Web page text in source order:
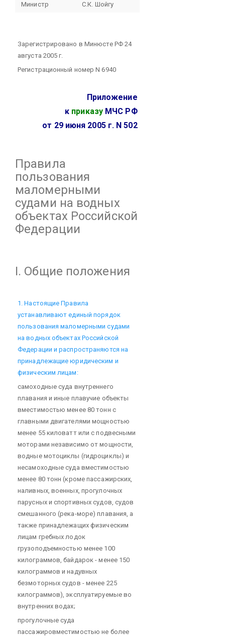
Министр С.К. Шойгу
Зарегистрировано в Минюсте РФ 24
августа 2005 г.
Регистрационный номер N 6940
Приложение
к приказуМЧС РФ
от 29 июня 2005 г. N 502
Правила
пользования
маломерными
судами на водных
объектах Российской
Федерации
I. Общие положения
1. Настоящие Правила
устанавливают единый порядок
пользования маломерными судами
на водных объектах Российской
Федерации и распространяются на
принадлежащие юридическим и
физическим лицам:
самоходные суда внутреннего
плавания и иные плавучие объекты
вместимостью менее 80 тонн с
главными двигателями мощностью
менее 55 киловатт или с подвесными
моторами независимо от мощности,
водные мотоциклы (гидроциклы) и
несамоходные суда вместимостью
менее 80 тонн (кроме пассажирских,
наливных, военных, прогулочных
парусных и спортивных судов, судов
смешанного (река-море) плавания, а
также принадлежащих физическим
лицам гребных лодок
грузоподъемностью менее 100
килограммов, байдарок - менее 150
килограммов и надувных
безмоторных судов - менее 225
килограммов), эксплуатируемые во
внутренних водах;
прогулочные суда
пассажировместимостью не более